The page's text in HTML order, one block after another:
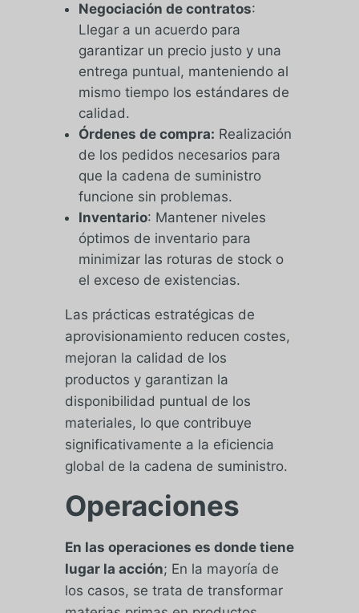
Negociación de contratos:
Llegar a un acuerdo para
garantizar un precio justo y una
entrega puntual, manteniendo al
mismo tiempo los estándares de
calidad.
Órdenes de compra: Realización
de los pedidos necesarios para
que la cadena de suministro
funcione sin problemas.
Inventario: Mantener niveles
óptimos de inventario para
minimizar las roturas de stock o
el exceso de existencias.
Las prácticas estratégicas de
aprovisionamiento reducen costes,
mejoran la calidad de los
productos y garantizan la
disponibilidad puntual de los
materiales, lo que contribuye
significativamente a la eficiencia
global de la cadena de suministro.
Operaciones
En las operaciones es donde tiene
lugar la acción; En la mayoría de
los casos, se trata de transformar